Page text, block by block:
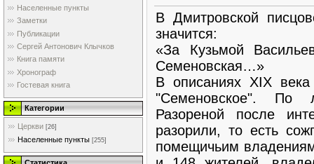
Населенные пункты
Заметки
Публикации
Сергей Антонович Клычков
Книга памяти
Хронограф
Гостевая книга
Категории
Церкви [26]
Населенные пункты [255]
В Дмитровской
значится:
«За Кузьмой
Семеновская…»
В описаниях XIX
"Семеновское". По
Разореной после
разорили, то есть
помещичьим